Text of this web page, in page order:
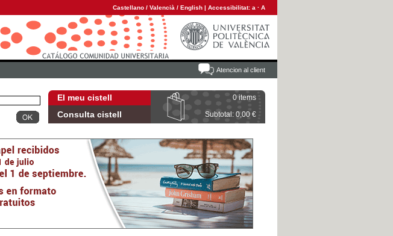
Castellano / Valencià / English | Accessibilitat: a · A
Atencion al client
El meu cistell 0 items
Consulta cistell Subtotal: 0,00 €